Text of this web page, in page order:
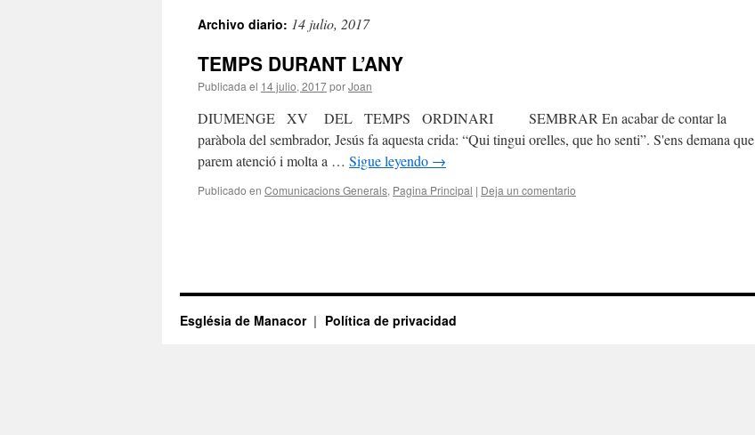
Archivo diario: 14 julio, 2017
TEMPS DURANT L’ANY
Publicada el 14 julio, 2017porJoan
DIUMENGE XV DEL TEMPS ORDINARI SEMBRAR En acabar de contar la
paràbola del sembrador, Jesús fa aquesta crida: “Qui tingui orelles, que ho senti”. S'ens demana que
parem atenció i molta a … Sigue leyendo →
Publicado en Comunicacions Generals, Pagina Principal | Deja un comentario
Església de Manacor Política de privacidad